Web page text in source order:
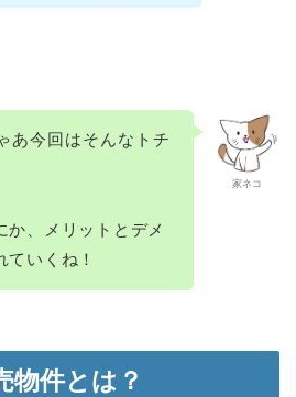
家ネコ
あ今回はそんなトチ
か、メリットとデメ
ていくね！
物件とは？